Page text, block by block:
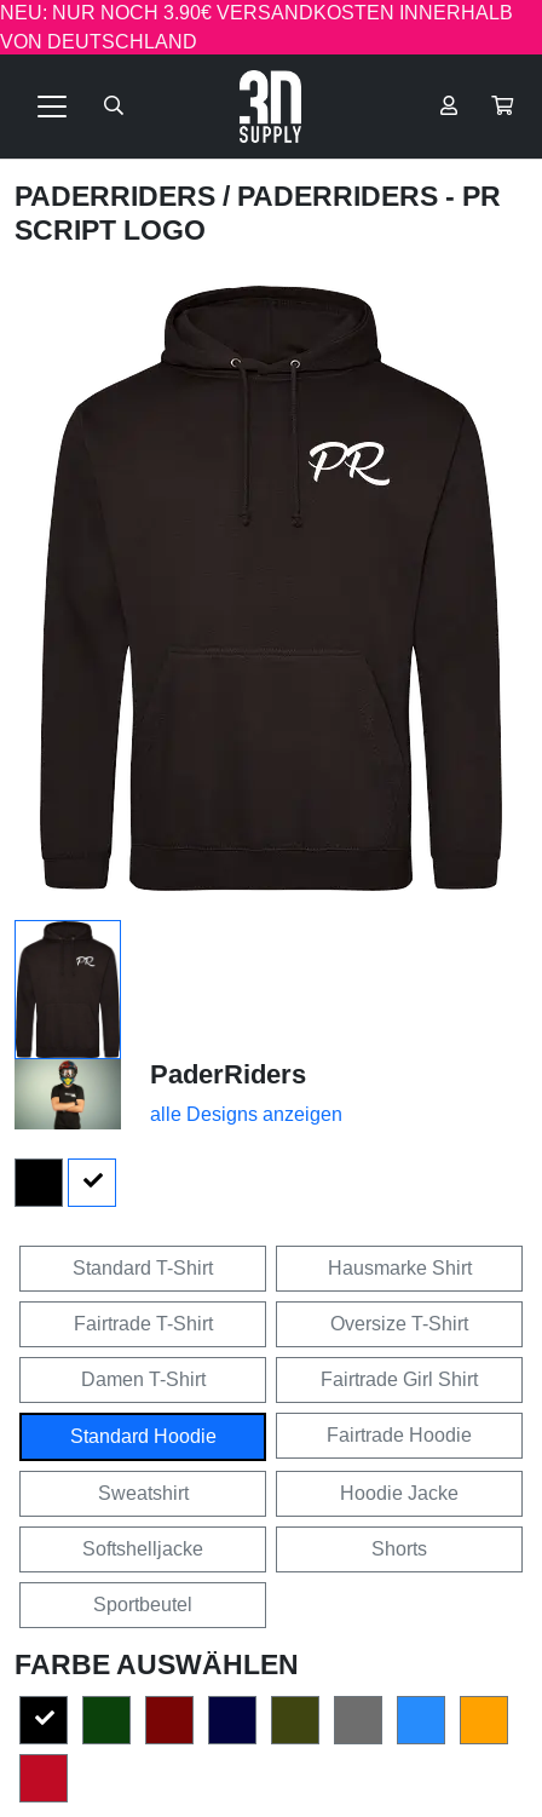
NEU: NUR NOCH 3.90€ VERSANDKOSTEN INNERHALB
VON DEUTSCHLAND
PADERRIDERS / PADERRIDERS - PR
SCRIPT LOGO
PaderRiders
alle Designs anzeigen
Standard T-Shirt Hausmarke Shirt
Fairtrade T-Shirt Oversize T-Shirt
Damen T-Shirt Fairtrade Girl Shirt
Standard Hoodie Fairtrade Hoodie
Sweatshirt Hoodie Jacke
Softshelljacke Shorts
Sportbeutel
FARBE AUSWÄHLEN